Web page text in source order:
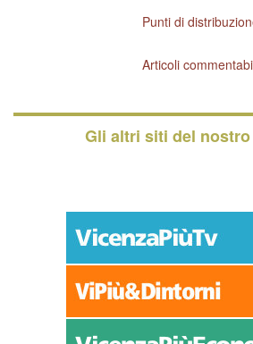
Punti di
Articoli
Gli altri siti del